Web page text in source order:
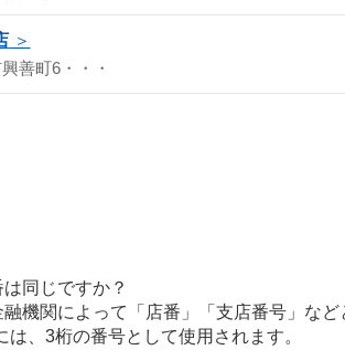
善町6・・・
同じですか？
機関によって「店番」「支店番号」な
は、3桁の番号として使用されます。